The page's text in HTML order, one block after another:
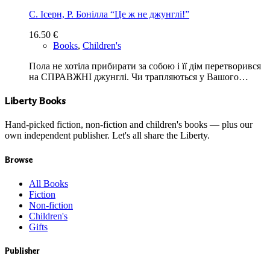
С. Ісерн, Р. Бонілла “Це ж не джунглі!”
16.50 €
Books, Children's
Пола не хотіла прибирати за собою і її дім перетворився
на СПРАВЖНІ джунглі. Чи трапляються у Вашого…
Liberty Books
Hand-picked fiction, non-fiction and children's books — plus our
own independent publisher. Let's all share the Liberty.
Browse
All Books
Fiction
Non-fiction
Children's
Gifts
Publisher